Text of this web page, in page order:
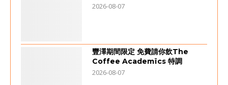
2026-08-07
豐澤期間限定 免費請你飲The
Coffee Academïcs 特調
2026-08-07